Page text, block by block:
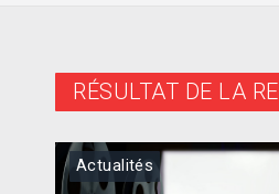
RÉSULTAT DE LA
Actualités